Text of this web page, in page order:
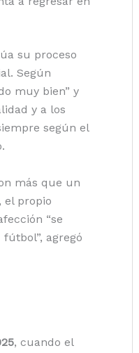
su proceso
Según
muy bien” y
y a los
según el
más que un
el propio
“se
agregó
, cuando el